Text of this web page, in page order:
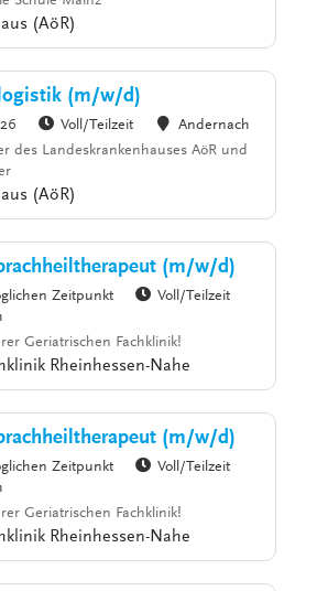
(AöR)
(m/w/d)
Voll/Teilzeit
Andernach
des Landeskrankenhauses AöR und
(AöR)
(m/w/d)
Zeitpunkt
Voll/Teilzeit
Geriatrischen Fachklinik!
Rheinhessen-Nahe
(m/w/d)
Zeitpunkt
Voll/Teilzeit
Geriatrischen Fachklinik!
Rheinhessen-Nahe